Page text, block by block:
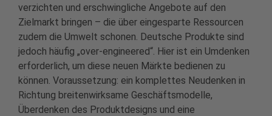
verzichten und erschwingliche Angebote auf den
Zielmarkt bringen – die über eingesparte Ressourcen
zudem die Umwelt schonen. Deutsche Produkte sind
jedoch häufig „over-engineered“. Hier ist ein Umdenken
erforderlich, um diese neuen Märkte bedienen zu
können. Voraussetzung: ein komplettes Neudenken in
Richtung breitenwirksame Geschäftsmodelle,
Überdenken des Produktdesigns und eine